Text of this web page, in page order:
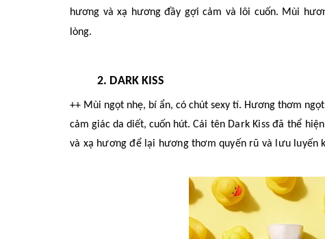
hương và xạ hương đầy gợi cảm và lôi cuốn. Mùi
lòng.
2. DARK KISS
++ Mùi ngọt nhẹ, bí ẩn, có chút sexy tí. Hương thơm
cảm giác da diết, cuốn hút. Cái tên Dark Kiss đã thể
và xạ hương để lại hương thơm quyến rũ và lưu luyến